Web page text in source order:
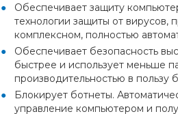
Обеспечивает защиту
технологии защиты от вирусов,
комплексном, полностью
Обеспечивает безопасность
быстрее и использует меньше
производительностью в пользу
Блокирует ботнеты.
управление компьютером и